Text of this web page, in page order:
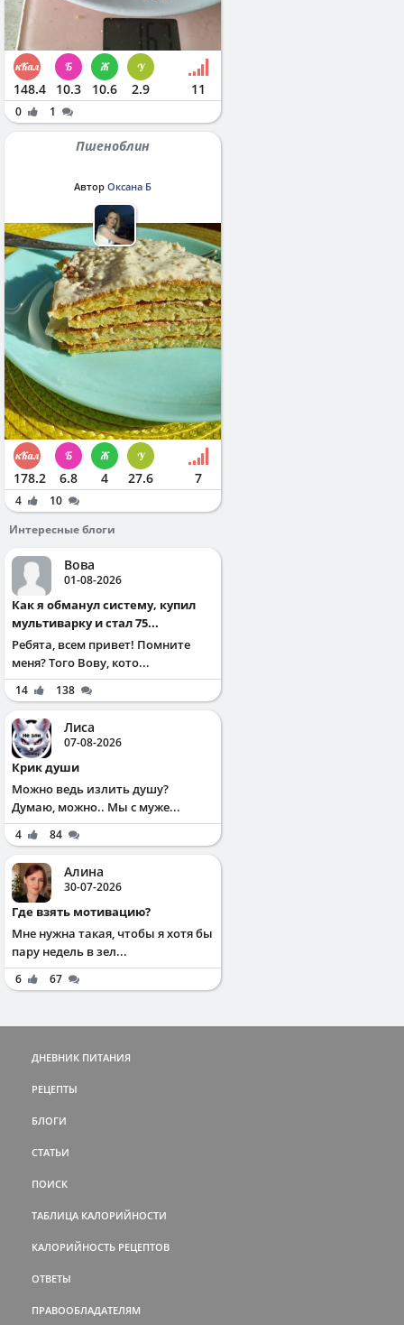
148.4 10.3 10.6 2.9 11
0 1
Пшеноблин
Автор Оксана Б
178.2 6.8 4 27.6 7
4
10
Интересные блоги
Вова
01-08-2026
Как я обманул систему, купил
мультиварку и стал 75...
Ребята, всем привет! Помните
меня? Того Вову, кото...
14 138
Лиса
07-08-2026
Крик души
Можно ведь излить душу?
Думаю, можно.. Мы с муже...
4 84
Алина
30-07-2026
Где взять мотивацию?
Мне нужна такая, чтобы я хотя бы
пару недель в зел...
6 67
ДНЕВНИК ПИТАНИЯ
РЕЦЕПТЫ
БЛОГИ
СТАТЬИ
ПОИСК
ТАБЛИЦА КАЛОРИЙНОСТИ
КАЛОРИЙНОСТЬ РЕЦЕПТОВ
ОТВЕТЫ
ПРАВООБЛАДАТЕЛЯМ